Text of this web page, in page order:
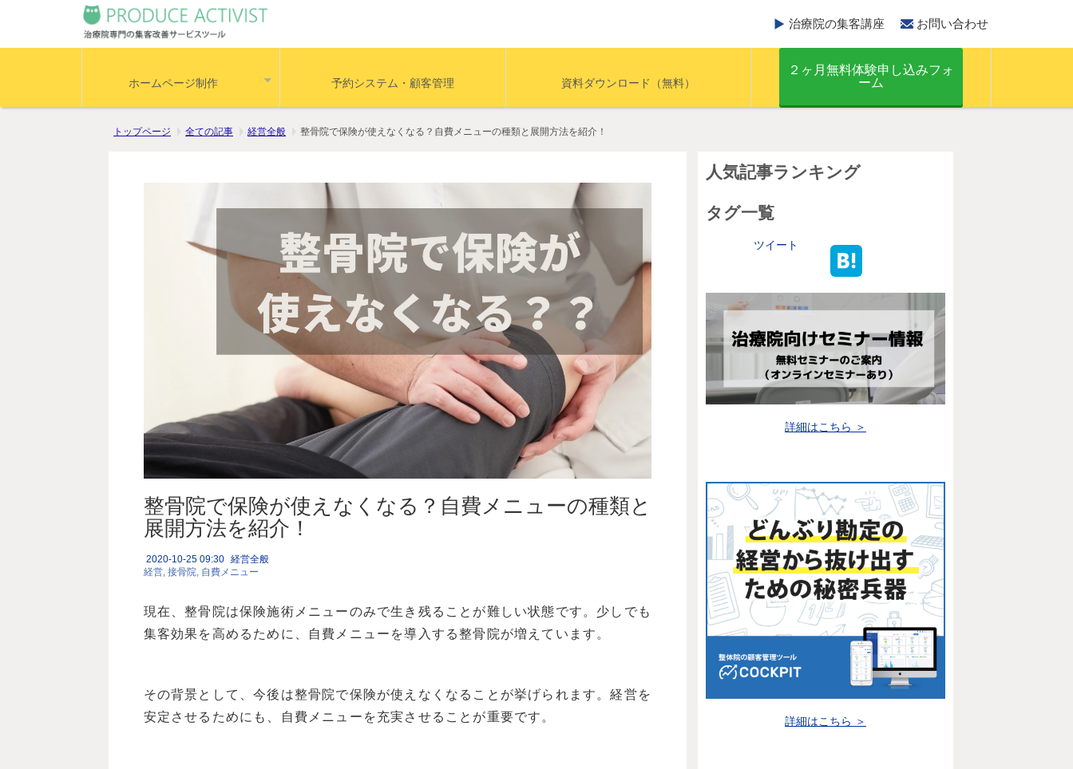
治療院の集客講座 お問い合わせ
ホームページ制作 予約システム・顧客管理 資料ダウンロード（無料）
２ヶ月無料体験申し込みフォ
ーム
トップページ 全ての記事 経営全般 整骨院で保険が使えなくなる？自費メニューの種類と展開方法を紹介！
整骨院で保険が使えなくなる？自費メニューの種類と
展開方法を紹介！
2020-10-25 09:30 経営全般
経営 接骨院 自費メニュー
現在、整骨院は保険施術メニューのみで生き残ることが難しい状態です。少しでも
集客効果を高めるために、自費メニューを導入する整骨院が増えています。
その背景として、今後は整骨院で保険が使えなくなることが挙げられます。経営を
安定させるためにも、自費メニューを充実させることが重要です。
人気記事ランキング
タグ一覧
ツイート
詳細はこちら ＞
詳細はこちら ＞